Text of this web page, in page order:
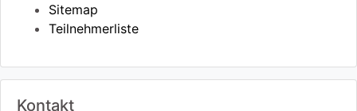
Sitemap
Teilnehmerliste
Kontakt